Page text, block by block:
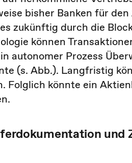
bisher Banken für
zukünftig durch die
können
autonomer Prozess
(s. Abb.). Langfristig
Folglich könnte ein
und